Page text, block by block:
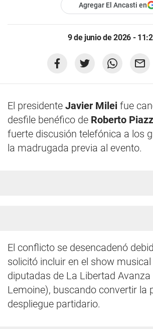
Agregar El Ancasti en
9 de junio de 2026 -
El presidente Javier Milei fue
desfile benéfico de Roberto
fuerte discusión telefónica a los
la madrugada previa al evento.
El conflicto se desencadenó
solicitó incluir en el show
diputadas de La Libertad
Lemoine), buscando convertir la
despliegue partidario.